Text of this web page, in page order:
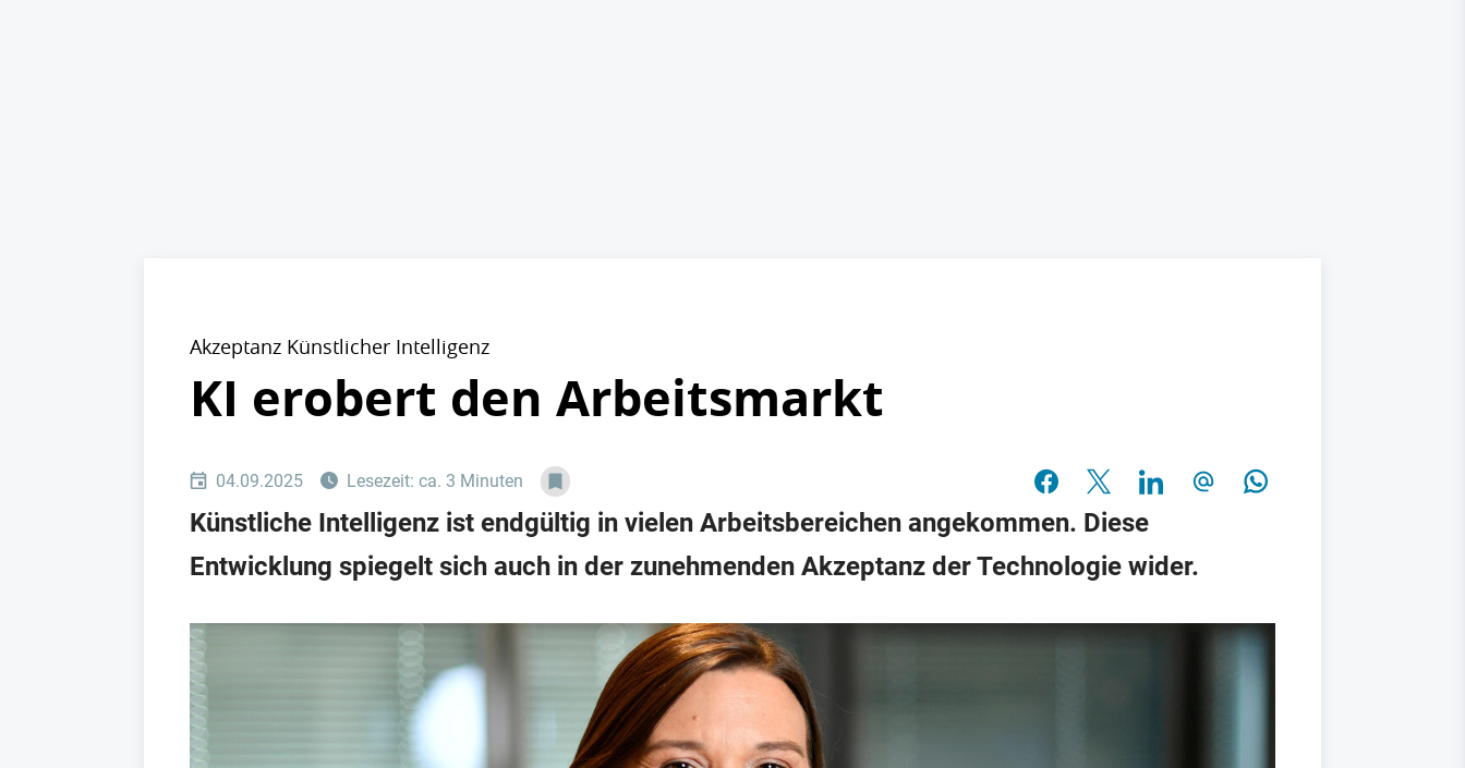
Akzeptanz Künstlicher Intelligenz
KI erobert den Arbeitsmarkt
04.09.2025 Lesezeit: ca. 3 Minuten
Künstliche Intelligenz ist endgültig in vielen Arbeitsbereichen angekommen. Diese
Entwicklung spiegelt sich auch in der zunehmenden Akzeptanz der Technologie wider.